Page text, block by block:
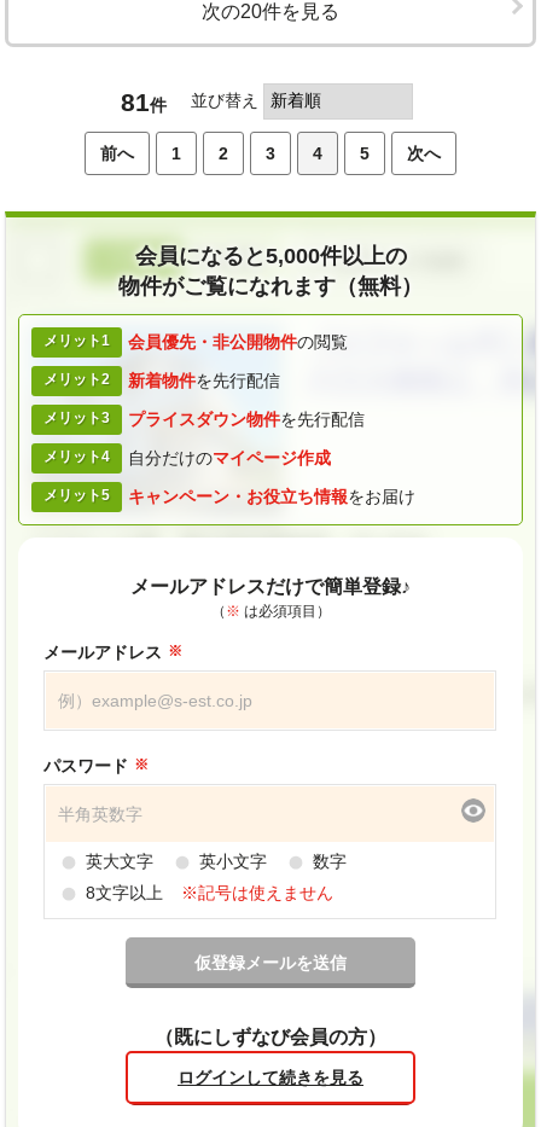
次の20件を見る
81件 並び替え
前へ 1 2 3 4 5 次へ
会員になると5,000件以上の
物件がご覧になれます（無料）
メリット1 会員優先・非公開物件の閲覧
メリット2 新着物件を先行配信
メリット3 プライスダウン物件を先行配信
メリット4 自分だけのマイページ作成
メリット5 キャンペーン・ お役立ち情報をお届け
メールアドレスだけで簡単登録♪
（ ※ は必須項目）
メールアドレス
パスワード
英大文字 英小文字
数字
8文字以上
※記号は使えません
（既にしずなび会員の方）
ログインして続きを見る